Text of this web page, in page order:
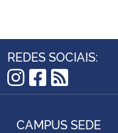
REDES SOCIAIS:
Instagram
Facebook
RSS
CAMPUS SEDE